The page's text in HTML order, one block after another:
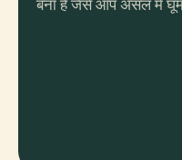
बना है जैसे आप असल में